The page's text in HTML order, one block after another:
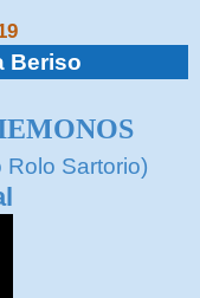
Beriso
Sartorio)